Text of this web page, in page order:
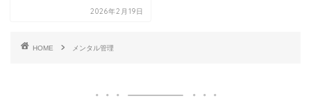
2026年2月19日
HOME メンタル管理